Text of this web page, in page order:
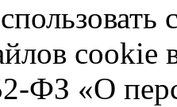
cookie
ФЗ «О